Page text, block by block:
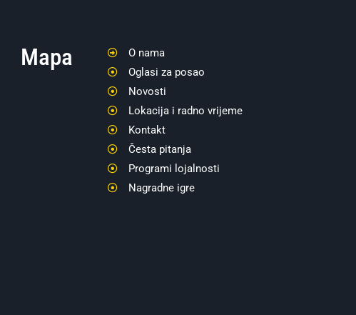
Mapa
O nama
Oglasi za posao
Novosti
Lokacija i radno vrijeme
Kontakt
Česta pitanja
Programi lojalnosti
Nagradne igre